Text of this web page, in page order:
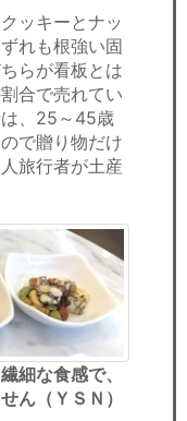
ッキーとナッ
れも根強い固
らが看板とは
合で売れてい
、25～45歳
で贈り物だけ
旅行者が土産
細な食感で、
ん（ＹＳＮ）